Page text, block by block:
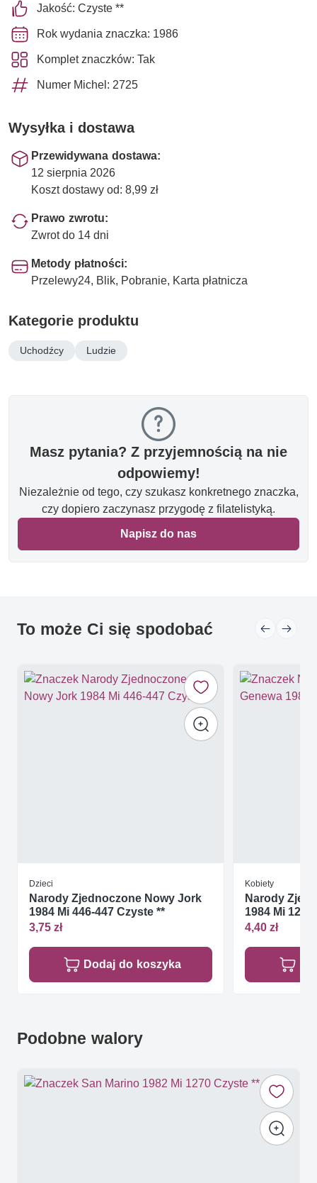
Jakość: Czyste **
Rok wydania znaczka: 1986
Komplet znaczków: Tak
Numer Michel: 2725
Wysyłka i dostawa
Przewidywana dostawa:
12 sierpnia 2026
Koszt dostawy od: 8,99 zł
Prawo zwrotu:
Zwrot do 14 dni
Metody płatności:
Przelewy24, Blik, Pobranie, Karta płatnicza
Kategorie produktu
Uchodźcy Ludzie
Masz pytania? Z przyjemnością na nie
odpowiemy!
Niezależnie od tego, czy szukasz konkretnego znaczka,
czy dopiero zaczynasz przygodę z filatelistyką.
Napisz do nas
To może Ci się spodobać
Dzieci
Narody Zjednoczone Nowy Jork
1984 Mi 446-447 Czyste **
3,75 zł
Dodaj do koszyka
Kobiety
Narody
1984 Mi 124-
4,40 zł
Podobne walory